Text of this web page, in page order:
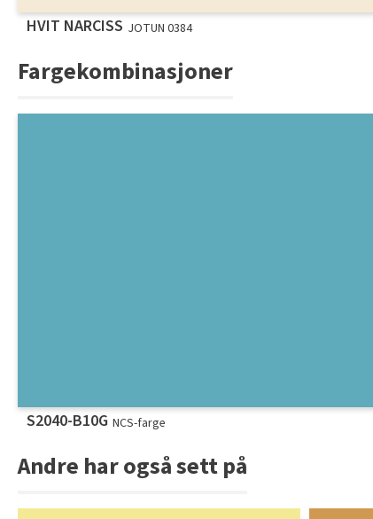
HVIT NARCISS JOTUN 0384
Fargekombinasjoner
S2040-B10G NCS-farge
Andre har også sett på